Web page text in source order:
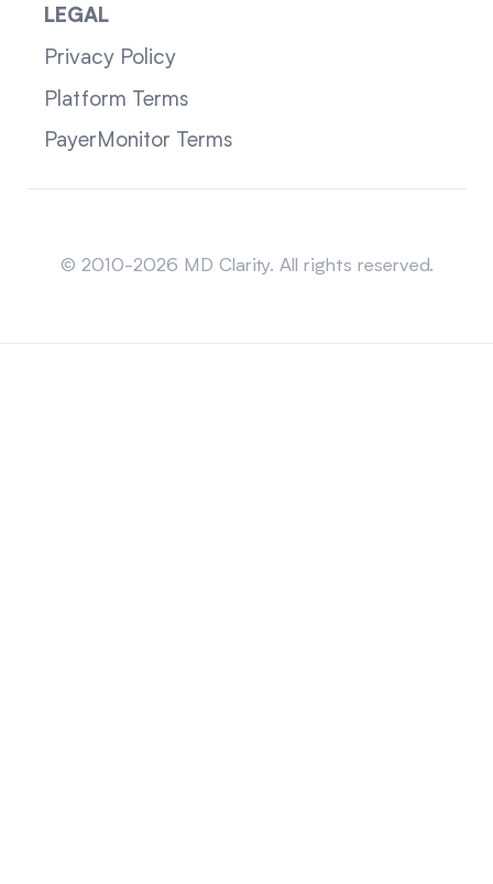
LEGAL
Privacy Policy
Platform Terms
PayerMonitor Terms
© 2010-2026 MD Clarity. All rights reserved.